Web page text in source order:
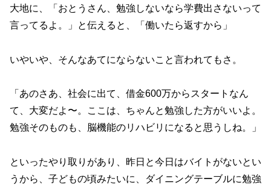
大地に、「おとうさん、勉強しないなら学費出さないって
言ってるよ。」と伝えると、「働いたら返すから」
いやいや、そんなあてにならないこと言われてもさ。
「あのさあ、社会に出て、借金600万からスタートなん
て、大変だよ〜。ここは、ちゃんと勉強した方がいいよ。
勉強そのものも、脳機能のリハビリになると思うしね。」
といったやり取りがあり、昨日と今日はバイトがないとい
うから、子どもの頃みたいに、ダイニングテーブルに勉強